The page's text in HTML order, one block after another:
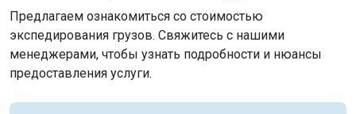
Предлагаем ознакомиться со стоимостью
экспедирования грузов. Свяжитесь с нашими
менеджерами, чтобы узнать подробности и нюансы
предоставления услуги.